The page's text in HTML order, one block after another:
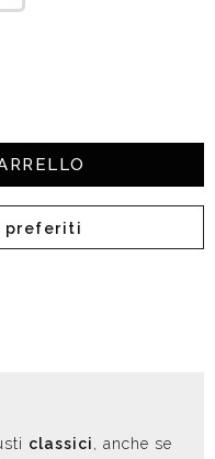
preferiti
classici, anche se